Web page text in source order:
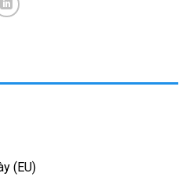
(EU)